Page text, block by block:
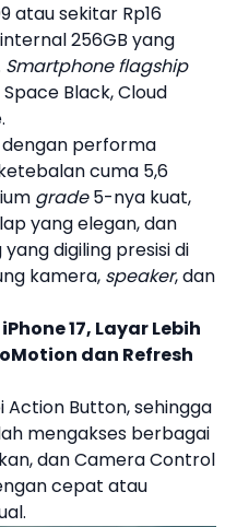
atau sekitar Rp16
256GB yang
Smartphone flagship
Black, Cloud
dengan performa
cuma 5,6
grade5-nya kuat,
yang elegan, dan
digiling presisi di
kamera, speaker, dan
17, Layar Lebih
dan Refresh
Action Button, sehingga
mengakses berbagai
dan Camera Control
cepat atau